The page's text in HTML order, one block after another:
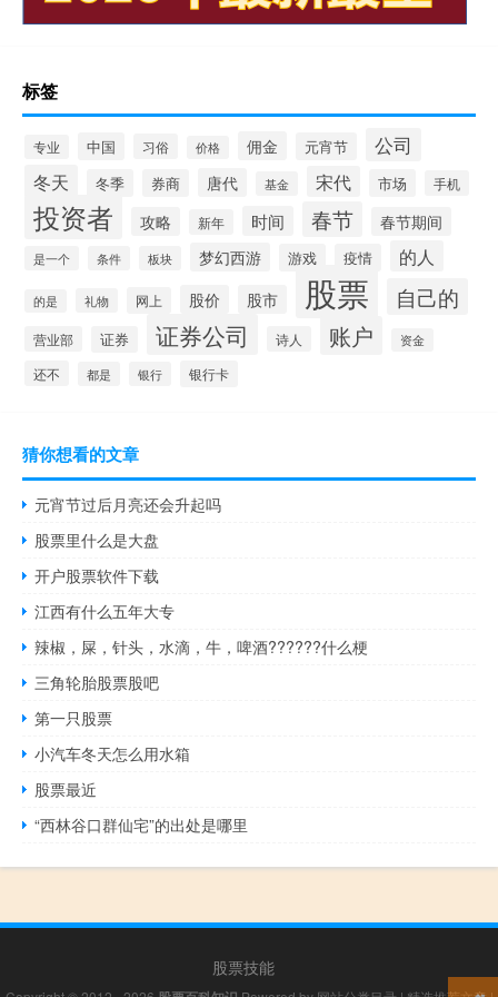
标签
专业 中国 习俗 价格 佣金 元宵节
公司
冬天
冬季 券商 唐代 基金 宋代 市场 手机
投资者 攻略 新年 时间 春节 春节期间
是一个 条件 板块 梦幻西游 游戏 疫情 的人
的是 礼物 网上 股价 股市 股票 自己的
营业部 证券 证券公司 诗人 账户 资金
还不 都是 银行 银行卡
猜你想看的文章
元宵节过后月亮还会升起吗
股票里什么是大盘
开户股票软件下载
江西有什么五年大专
辣椒，屎，针头，水滴，牛，啤酒?️?????什么梗
三角轮胎股票股吧
第一只股票
小汽车冬天怎么用水箱
股票最近
“西林谷口群仙宅”的出处是哪里
股票技能